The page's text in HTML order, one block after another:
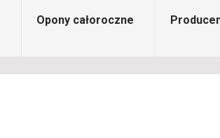
Opony całoroczne